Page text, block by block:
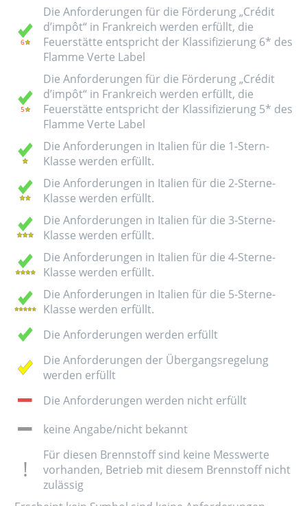
Die Anforderungen für die Förderung „Crédit
d’impôt“ in Frankreich werden erfüllt, die
Feuerstätte entspricht der Klassifizierung 6* des
Flamme Verte Label
Die Anforderungen für die Förderung „Crédit
d’impôt“ in Frankreich werden erfüllt, die
Feuerstätte entspricht der Klassifizierung 5* des
Flamme Verte Label
Die Anforderungen in Italien für die 1-Stern-
Klasse werden erfüllt.
Die Anforderungen in Italien für die 2-Sterne-
Klasse werden erfüllt.
Die Anforderungen in Italien für die 3-Sterne-
Klasse werden erfüllt.
Die Anforderungen in Italien für die 4-Sterne-
Klasse werden erfüllt.
Die Anforderungen in Italien für die 5-Sterne-
Klasse werden erfüllt.
Die Anforderungen werden erfüllt
Die Anforderungen der Übergangsregelung
werden erfüllt
Die Anforderungen werden nicht erfüllt
keine Angabe/nicht bekannt
Für diesen Brennstoff sind keine Messwerte
vorhanden, Betrieb mit diesem Brennstoff nicht
zulässig